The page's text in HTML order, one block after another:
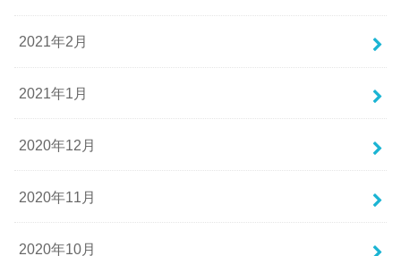
2021年2月
2021年1月
2020年12月
2020年11月
2020年10月